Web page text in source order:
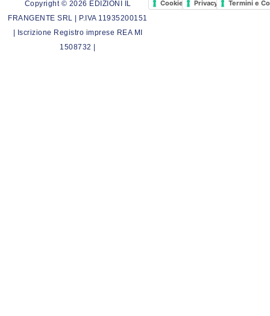
Copyright © 2026 EDIZIONI IL
FRANGENTE SRL | P.IVA 11935200151
| Iscrizione Registro imprese REA MI
1508732 |
Cookie PolicyPrivacy PolicyTermini e